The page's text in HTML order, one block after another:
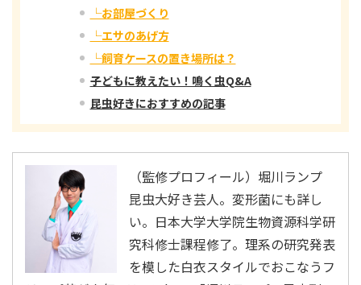
└お部屋づくり
└エサのあげ方
└飼育ケースの置き場所は？
子どもに教えたい！鳴く虫Q&A
昆虫好きにおすすめの記事
（監修プロフィール）堀川ランプ
昆虫大好き芸人。変形菌にも詳し
い。日本大学大学院生物資源科学研
究科修士課程修了。理系の研究発表
を模した白衣スタイルでおこなうフ